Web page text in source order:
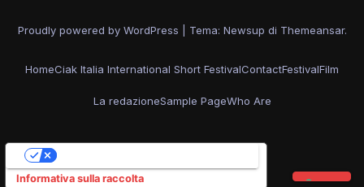
Proudly powered by WordPress Tema: Newsup di Themeansar.
HomeCiak Italia International Short FestivalContactFestivalFilm
La redazioneSample PageWho Are
Informativa sulla raccolta